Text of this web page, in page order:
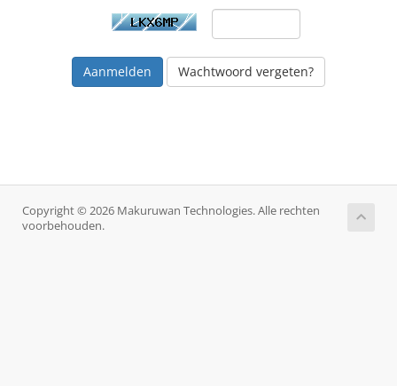
Wachtwoord vergeten?
Copyright © 2026 Makuruwan Technologies. Alle rechten
voorbehouden.